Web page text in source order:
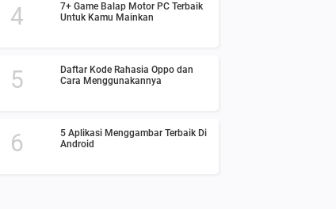
7+ Game Balap Motor PC Terbaik
Untuk Kamu Mainkan
Daftar Kode Rahasia Oppo dan
Cara Menggunakannya
5 Aplikasi Menggambar Terbaik Di
Android